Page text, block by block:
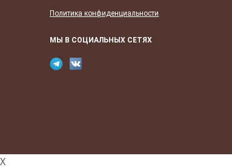
Политика конфиденциальности
МЫ В СОЦИАЛЬНЫХ СЕТЯХ
X